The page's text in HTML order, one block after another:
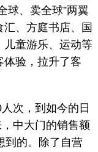
球、卖全球”两翼
、方庭书店、国
儿童游乐、运动等
体验，拉升了客
次，到如今的日
中大门的销售额
到的。除了自营